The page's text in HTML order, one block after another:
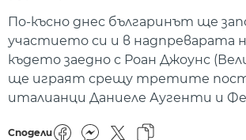
По-късно днес българинът ще
участието си и в надпреварата
където заедно с Роан Джоунс
ще играят срещу третите
италианци Даниеле Аугенти и
Сподели